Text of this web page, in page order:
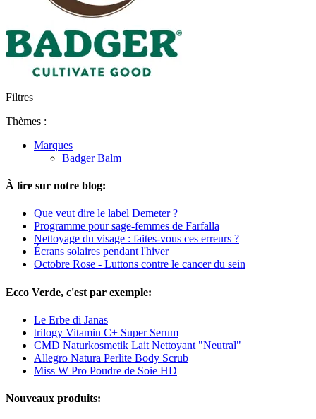
Filtres
Thèmes :
Marques
Badger Balm
À lire sur notre blog:
Que veut dire le label Demeter ?
Programme pour sage-femmes de Farfalla
Nettoyage du visage : faites-vous ces erreurs ?
Écrans solaires pendant l'hiver
Octobre Rose - Luttons contre le cancer du sein
Ecco Verde, c'est par exemple:
Le Erbe di Janas
trilogy Vitamin C+ Super Serum
CMD Naturkosmetik Lait Nettoyant "Neutral"
Allegro Natura Perlite Body Scrub
Miss W Pro Poudre de Soie HD
Nouveaux produits: